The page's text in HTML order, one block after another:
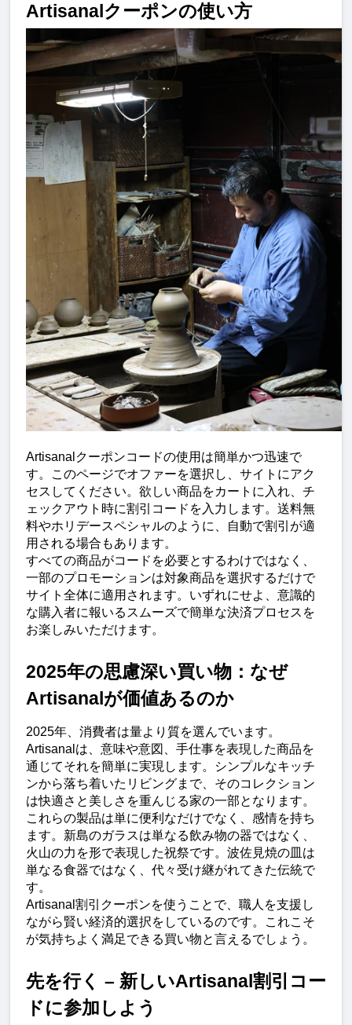
Artisanalクーポンの使い方
Artisanalクーポンコードの使用は簡単かつ迅速で
す。このページでオファーを選択し、サイトにアク
セスしてください。欲しい商品をカートに入れ、チ
ェックアウト時に割引コードを入力します。送料無
料やホリデースペシャルのように、自動で割引が適
用される場合もあります。
すべての商品がコードを必要とするわけではなく、
一部のプロモーションは対象商品を選択するだけで
サイト全体に適用されます。いずれにせよ、意識的
な購入者に報いるスムーズで簡単な決済プロセスを
お楽しみいただけます。
2025年の思慮深い買い物：なぜ
Artisanalが価値あるのか
2025年、消費者は量より質を選んでいます。
Artisanalは、意味や意図、手仕事を表現した商品を
通じてそれを簡単に実現します。シンプルなキッチ
ンから落ち着いたリビングまで、そのコレクション
は快適さと美しさを重んじる家の一部となります。
これらの製品は単に便利なだけでなく、感情を持ち
ます。新島のガラスは単なる飲み物の器ではなく、
火山の力を形で表現した祝祭です。波佐見焼の皿は
単なる食器ではなく、代々受け継がれてきた伝統で
す。
Artisanal割引クーポンを使うことで、職人を支援し
ながら賢い経済的選択をしているのです。これこそ
が気持ちよく満足できる買い物と言えるでしょう。
先を行く – 新しいArtisanal割引コー
ドに参加しよう